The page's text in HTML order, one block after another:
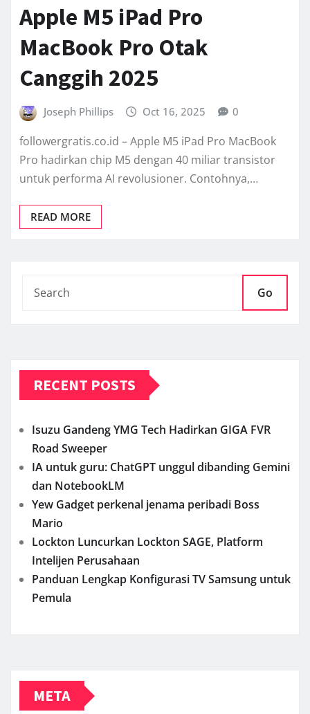
Apple M5 iPad Pro
MacBook Pro Otak
Canggih 2025
Joseph Phillips Oct 16, 2025 0
followergratis.co.id – Apple M5 iPad Pro MacBook
Pro hadirkan chip M5 dengan 40 miliar transistor
untuk performa AI revolusioner. Contohnya,…
READ MORE
Go
RECENT POSTS
Isuzu Gandeng YMG Tech Hadirkan GIGA FVR
Road Sweeper
IA untuk guru: ChatGPT unggul dibanding Gemini
dan NotebookLM
Yew Gadget perkenal jenama peribadi Boss
Mario
Lockton Luncurkan Lockton SAGE, Platform
Intelijen Perusahaan
Panduan Lengkap Konfigurasi TV Samsung untuk
Pemula
META